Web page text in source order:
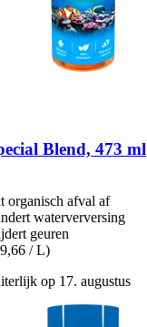
Blend, 473 ml
organisch afval af
waterverversing
geuren
/ L)
op 17. augustus